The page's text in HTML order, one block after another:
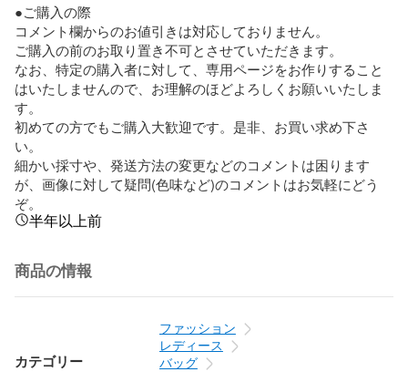
●ご購入の際
コメント欄からのお値引きは対応しておりません。
ご購入の前のお取り置き不可とさせていただきます。
なお、特定の購入者に対して、専用ページをお作りすること
はいたしませんので、お理解のほどよろしくお願いいたしま
す。
初めての方でもご購入大歓迎です。是非、お買い求め下さ
い。
細かい採寸や、発送方法の変更などのコメントは困ります
が、画像に対して疑問(色味など)のコメントはお気軽にどう
ぞ。
半年以上前
商品の情報
カテゴリー
ファッション
レディース
バッグ